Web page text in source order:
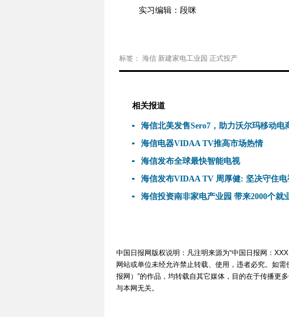
实习编辑：段咪
标签： 海信 新建家电工业园 正式投产
相关报道
海信北美发售Sero7，助力沃尔玛移动电
海信电器VIDAA TV推高市场热情
海信发布全球最快智能电视
海信发布VIDAA TV 周厚健: 坚决守住电
海信投资南非家电产业园 带来2000个就
中国日报网版权说明：凡注明来源为“中国日报网：
网站或单位未经允许禁止转载、使用，违者必究。如
报网）”的作品，均转载自其它媒体，目的在于传播更
与本网无关。